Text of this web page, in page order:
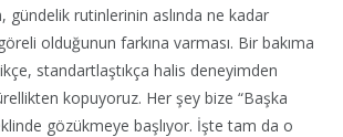
gündelik rutinlerinin aslında ne kadar
olduğunun farkına varması. Bir bakıma
standartlaştıkça halis deneyimden
kopuyoruz. Her şey bize “Başka
gözükmeye başlıyor. İşte tam da o